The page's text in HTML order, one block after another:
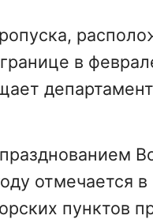
в
отмечается
пунктов